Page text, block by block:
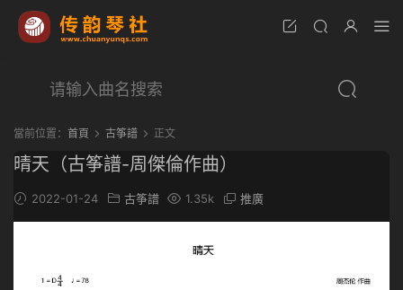
當前位置： 首頁 古筝譜 正文
晴天（古筝譜-周傑倫作曲）
2022-01-24 古筝譜 1.35k 推廣